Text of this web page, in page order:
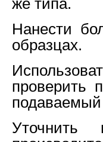
же типа.
Нанести
образцах.
проверить
подаваемый
Уточнить